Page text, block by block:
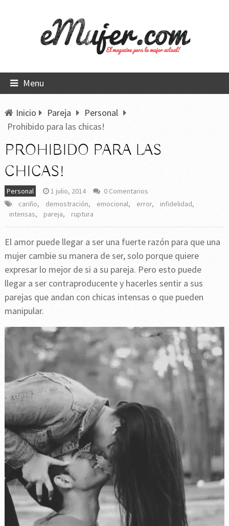
Menu
Inicio Pareja
Personal
Prohibido para las chicas!
PROHIBIDO PARA LAS
CHICAS!
Personal 1 julio, 2014
0 Comentarios
cariño, demostración, emocional, error, infidelidad,
intensas, pareja, ruptura
El amor puede llegar a ser una fuerte razón para que una
mujer cambie su manera de ser, solo porque quiere
expresar lo mejor de si a su pareja. Pero esto puede
llegar a ser contraproducente y hacerles sentir a sus
parejas que andan con chicas intensas o que pueden
manipular.